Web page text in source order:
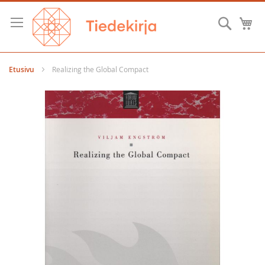
Skip
Content
Hae
Etusivu Realizing the Global Compact